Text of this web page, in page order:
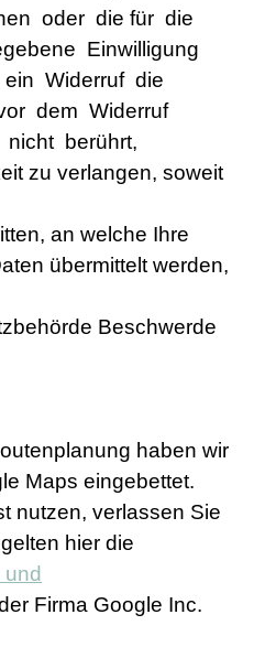
oder die für die
Einwilligung
Widerruf die
dem Widerruf
nicht berührt,
zu verlangen, soweit
an welche Ihre
übermittelt werden,
Beschwerde
haben wir
Maps eingebettet.
nutzen, verlassen Sie
hier die
Firma Google Inc.